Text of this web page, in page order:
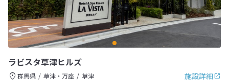
ラビスタ草津ヒルズ
施設詳細
群馬県 草津・万座
草津